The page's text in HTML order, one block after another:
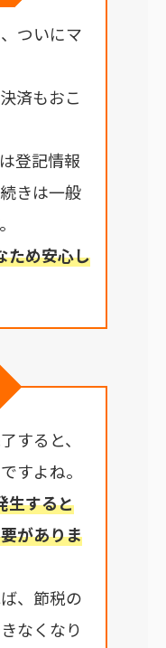
ついにマ
済もおこ
登記情報
きは一般
ため安心し
すると、
すよね。
生すると
がありま
、節税の
なくなり